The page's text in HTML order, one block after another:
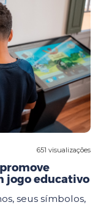
651 visualizações
jogo educativo
seus símbolos,